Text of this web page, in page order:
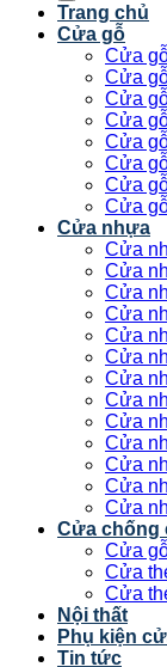
Trang chủ
Cửa gỗ
Cửa
Cửa
Cửa
Cửa
Cửa
Cửa
Cửa
Cửa
Cửa nhựa
Cửa
Cửa
Cửa
Cửa
Cửa
Cửa
Cửa
Cửa
Cửa
Cửa
Cửa
Cửa
Cửa
Cửa chống
Cửa
Cửa
Cửa
Nội thất
Phụ kiện
Tin tức